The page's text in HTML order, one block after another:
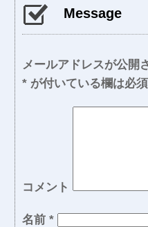
Message
メールアドレスが公開
* が付いている欄は必
コメント
名前 *